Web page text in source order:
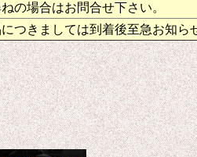
の場合はお問合せ下さい。
つきましては到着後至急お知ら